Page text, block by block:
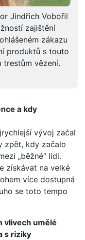
Jindřich Vobořil
zajištění
zákazu
produktů s touto
trestům vězení.
a kdy
vývoj začal
zpět, kdy začalo
„běžné“ lidi.
získávat na velké
více dostupná
se toto tempo
vlivech umělé
s riziky